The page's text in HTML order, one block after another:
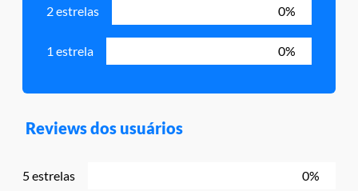
2 estrelas 0%
1 estrela 0%
Reviews dos usuários
5 estrelas 0%